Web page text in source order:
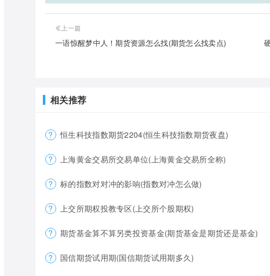
上一篇
一语惊醒梦中人！期货资源怎么找(期货怎么找卖点)
相关推荐
恒生科技指数期货2204(恒生科技指数期货夜盘)
上海黄金交易所交易单位(上海黄金交易所全称)
标的指数对对冲的影响(指数对冲怎么做)
上交所期权投教专区(上交所个股期权)
期货基金算不算另类投资基金(期货基金是期货还是基金)
国信期货试用期(国信期货试用期多久)